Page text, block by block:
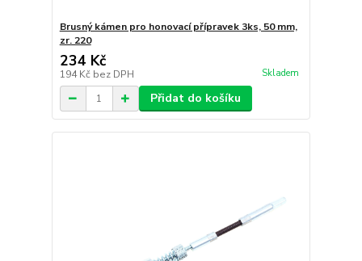
Brusný kámen pro honovací přípravek 3ks, 50 mm,
zr. 220
234 Kč
194 Kč bez DPH Skladem
Přidat do košíku